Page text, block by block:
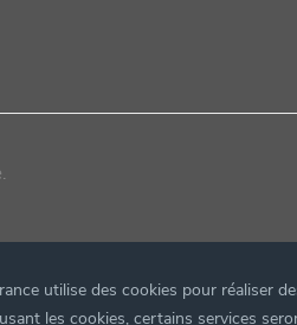
utilise des cookies pour réaliser
les cookies, certains services